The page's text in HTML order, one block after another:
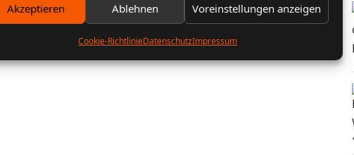
Akzeptieren Ablehnen Voreinstellungen anzeigen
Cookie-RichtlinieDatenschutzImpressum